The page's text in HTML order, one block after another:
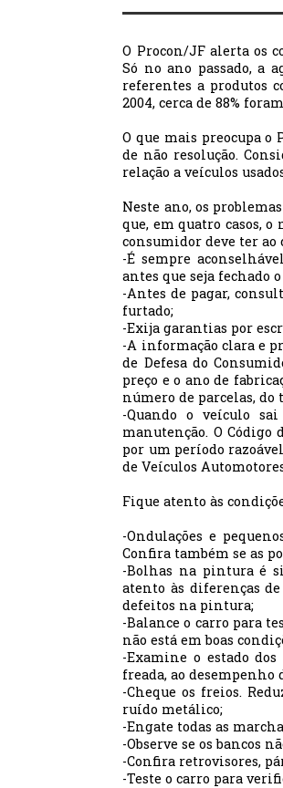
O Procon/JF alerta os
Só no ano passado, a
referentes a produtos
2004, cerca de 88%
O que mais preocupa
de não resolução.
relação a veículos
Neste ano, os
que, em quatro casos,
consumidor deve ter ao
-É sempre
antes que seja fechado
-Antes de pagar,
furtado;
-Exija garantias por
-A informação clara e
de Defesa do
preço e o ano de
número de parcelas, do
-Quando o veículo
manutenção. O Código
por um período
de Veículos
Fique atento às
-Ondulações e
Confira também se as
-Bolhas na pintura é
atento às diferenças
defeitos na pintura;
-Balance o carro para
não está em boas
-Examine o estado
freada, ao desempenho
-Cheque os freios.
ruído metálico;
-Engate todas as
-Observe se os bancos
-Confira retrovisores,
-Teste o carro para